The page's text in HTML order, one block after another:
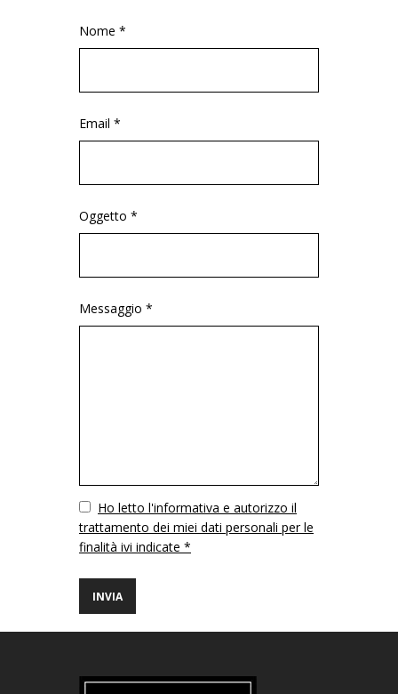
Nome *
Email *
Oggetto *
Messaggio *
VuotoHo letto l'informativa e autorizzo il
trattamento dei miei dati personali per le
finalità ivi indicate *